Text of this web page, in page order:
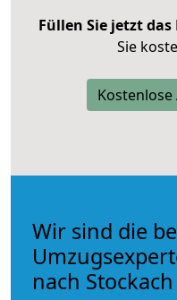
Füllen Sie jetzt
Sie
Wir sind die
nach Stockach